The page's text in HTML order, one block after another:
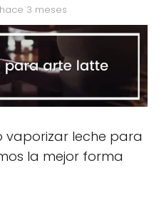
3 meses
vaporizar leche para
la mejor forma